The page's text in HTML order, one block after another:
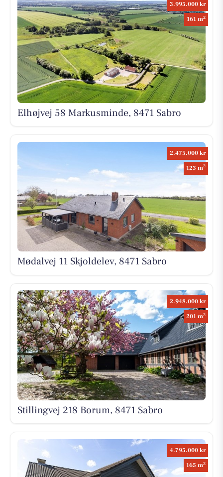
3.995.000 kr
161 m2
Elhøjvej 58 Markusminde, 8471 Sabro
2.475.000 kr
123 m2
Mødalvej 11 Skjoldelev, 8471 Sabro
2.948.000 kr
201 m2
Stillingvej 218 Borum, 8471 Sabro
4.795.000 kr
165 m2